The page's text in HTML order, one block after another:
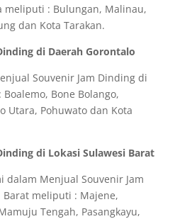
meliputi : Bulungan, Malinau,
dan Kota Tarakan.
di Daerah Gorontalo
Souvenir Jam Dinding di
Bone Bolango,
Utara, Pohuwato dan Kota
di Lokasi Sulawesi Barat
dalam Menjual Souvenir Jam
meliputi : Majene,
Tengah, Pasangkayu,